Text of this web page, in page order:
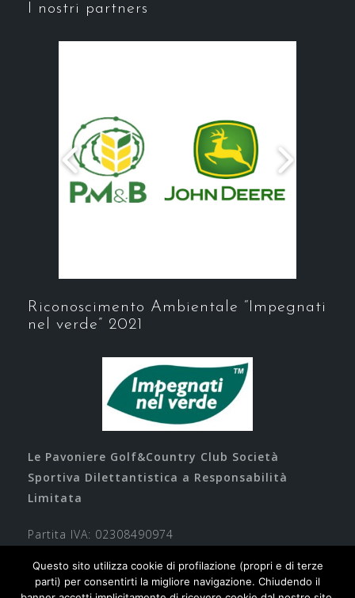
I nostri partners
Riconoscimento Ambientale “Impegnati
nel verde” 2021
Le Pavoniere Golf&Country Club Società
Sportiva Dilettantistica a Responsabilità
Limitata
Partita IVA: 02308490974
Questo sito utilizza cookie di profilazione (propri e di terze
parti) per consentirti la migliore navigazione. Chiudendo il